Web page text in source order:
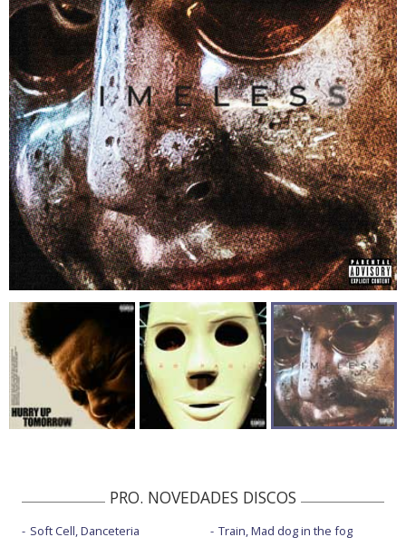
PRO. NOVEDADES DISCOS
Soft Cell, Danceteria
Train, Mad dog in the fog